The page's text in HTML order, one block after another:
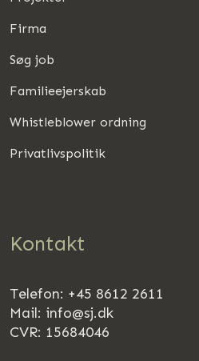
Firma
Søg job
Familieejerskab
Whistleblower ordning
Privatlivspolitik
Kontakt
Telefon: +45 8612 2611
Mail: info@sj.dk
CVR: 15684046